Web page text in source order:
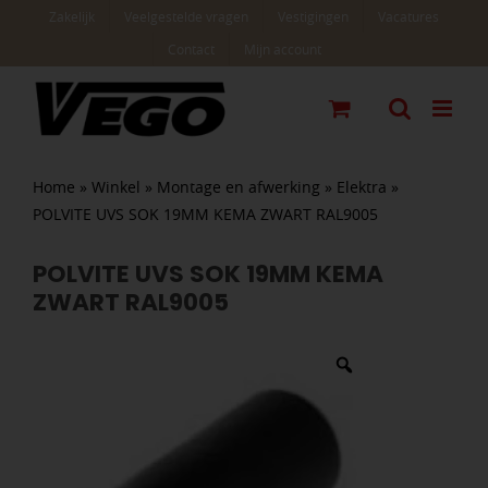
Home » Winkel » Montage en afwerking » Elektra »
POLVITE UVS SOK 19MM KEMA ZWART RAL9005
POLVITE UVS SOK 19MM KEMA
ZWART RAL9005